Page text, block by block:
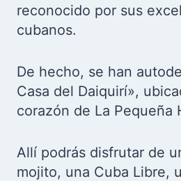
reconocido por sus
cubanos.
De hecho, se han
Casa del Daiquirí»,
corazón de La Pequeña
Allí podrás disfrutar de
mojito, una Cuba Libre,